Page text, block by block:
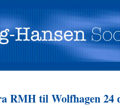
RMH til Wolfhagen 24